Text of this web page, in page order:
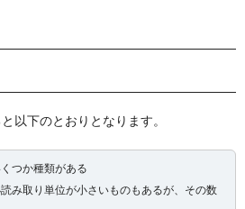
以下のとおりとなります。
つか種類がある
み取り単位が小さいものもあるが、その数